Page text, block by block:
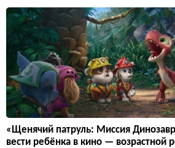
«Щенячий патруль: Миссия
вести ребёнка в кино — возрастной